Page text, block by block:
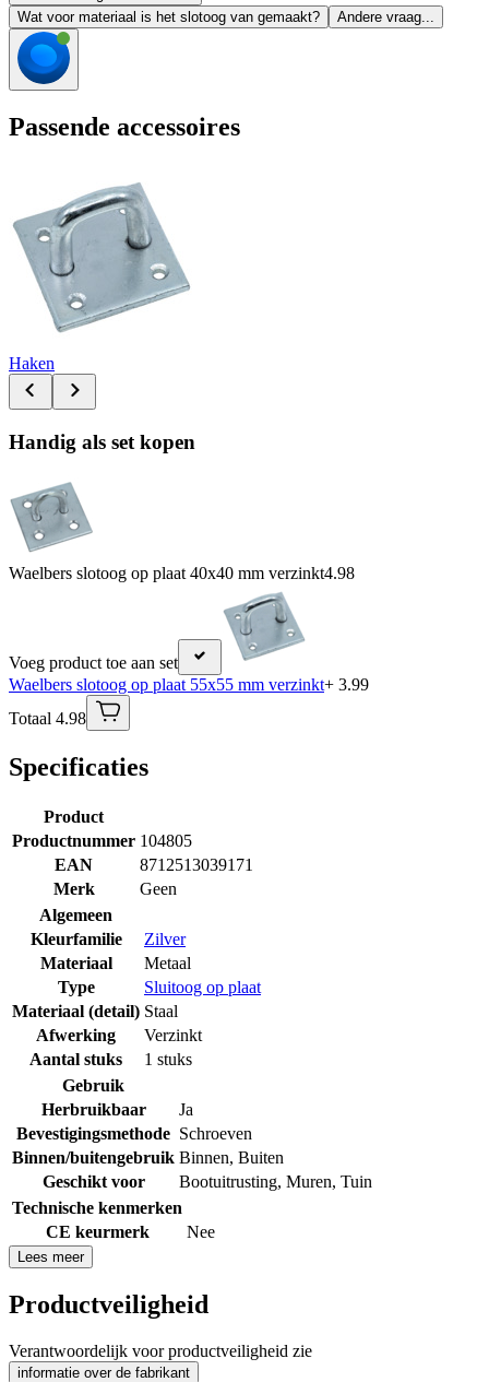
Wat voor materiaal is het slotoog van gemaakt?
Andere vraag...
Passende accessoires
Haken
Handig als set kopen
Waelbers slotoog op plaat 40x40 mm verzinkt4.98
Voeg product toe aan set
Waelbers slotoog op plaat 55x55 mm verzinkt+ 3.99
Totaal 4.98
Specificaties
Product
Productnummer 104805
EAN
8712513039171
Merk
Geen
Algemeen
Kleurfamilie
Zilver
Materiaal
Metaal
Type
Sluitoog op plaat
Materiaal (detail) Staal
Afwerking
Verzinkt
Aantal stuks
1 stuks
Gebruik
Herbruikbaar
Ja
Bevestigingsmethode Schroeven
Binnen/buitengebruik Binnen, Buiten
Geschikt voor
Bootuitrusting, Muren, Tuin
Technische kenmerken
CE keurmerk
Nee
Lees meer
Productveiligheid
Verantwoordelijk voor productveiligheid zie
informatie over de fabrikant